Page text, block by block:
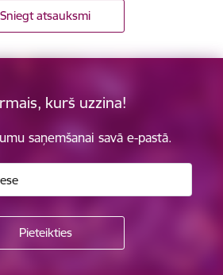
Sniegt atsauksmi
kurš uzzina!
saņemšanai savā e-pastā.